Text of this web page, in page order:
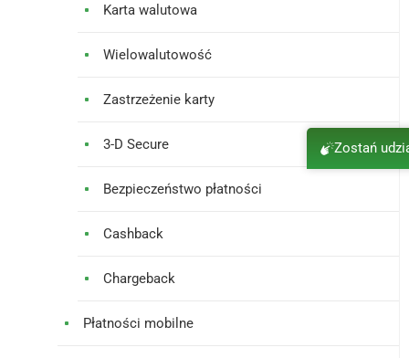
Karta walutowa
Wielowalutowość
Zastrzeżenie karty
3-D Secure
Bezpieczeństwo płatności
Cashback
Chargeback
Płatności mobilne
Zostań